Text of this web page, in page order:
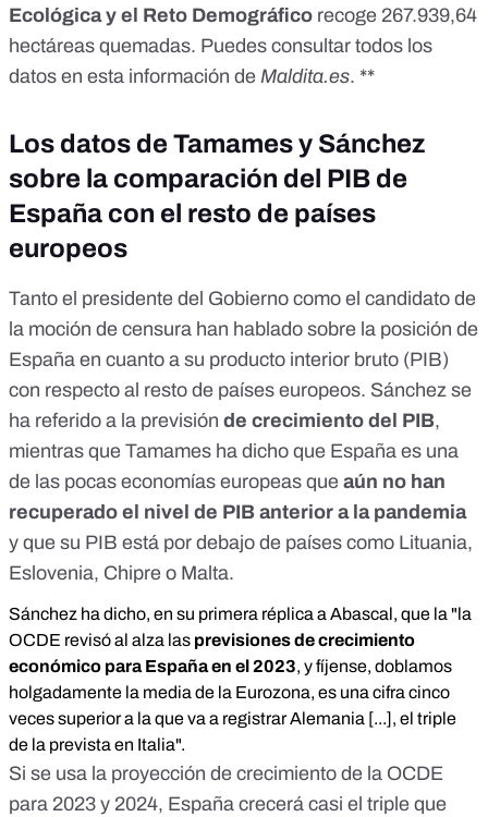
Ecológica y el Reto Demográfico recoge 267.939,64
hectáreas quemadas. Puedes consultar todos los
datos en esta información de Maldita.es. **
Los datos de Tamames y Sánchez
sobre la comparación del PIB de
España con el resto de países
europeos
Tanto el presidente del Gobierno como el candidato de
la moción de censura han hablado sobre la posición de
España en cuanto a su producto interior bruto (PIB)
con respecto al resto de países europeos. Sánchez se
ha referido a la previsión de crecimiento del PIB,
mientras que Tamames ha dicho que España es una
de las pocas economías europeas que aún no han
recuperado el nivel de PIB anterior a la pandemia
y que su PIB está por debajo de países como Lituania,
Eslovenia, Chipre o Malta.
Sánchez ha dicho, en su primera réplica a Abascal, que la "la
OCDE revisó al alza las previsiones de crecimiento
económico para España en el 2023, y fíjense, doblamos
holgadamente la media de la Eurozona, es una cifra cinco
veces superior a la que va a registrar Alemania [...], el triple
de la prevista en Italia".
Si se usa la proyección de crecimiento de la OCDE
para 2023 y 2024, España crecerá casi el triple que